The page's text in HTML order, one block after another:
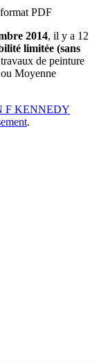
PDF
2014, il y a 12
limitée (sans
travaux de peinture
Moyenne
F KENNEDY
.